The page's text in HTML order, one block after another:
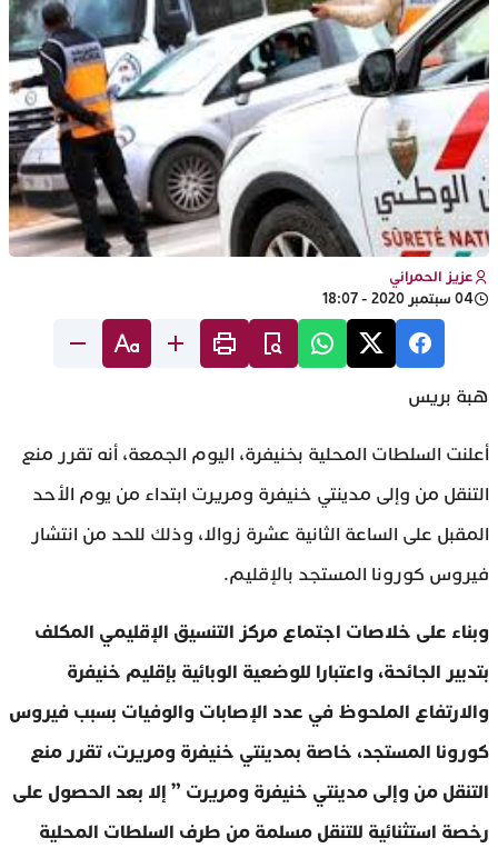
عزيز الحمراني
04 سبتمبر 2020 - 18:07
هبة بريس
أعلنت السلطات المحلية بخنيفرة، اليوم الجمعة، أنه تقرر منع
التنقل من وإلى مدينتي خنيفرة ومريرت ابتداء من يوم الأحد
المقبل على الساعة الثانية عشرة زوالا، وذلك للحد من انتشار
فيروس كورونا المستجد بالإقليم.
وبناء على خلاصات اجتماع مركز التنسيق الإقليمي المكلف
بتدبير الجائحة، واعتبارا للوضعية الوبائية بإقليم خنيفرة
والارتفاع الملحوظ في عدد الإصابات والوفيات بسبب فيروس
كورونا المستجد، خاصة بمدينتي خنيفرة ومريرت، تقرر منع
التنقل من وإلى مدينتي خنيفرة ومريرت ” إلا بعد الحصول على
رخصة استثنائية للتنقل مسلمة من طرف السلطات المحلية